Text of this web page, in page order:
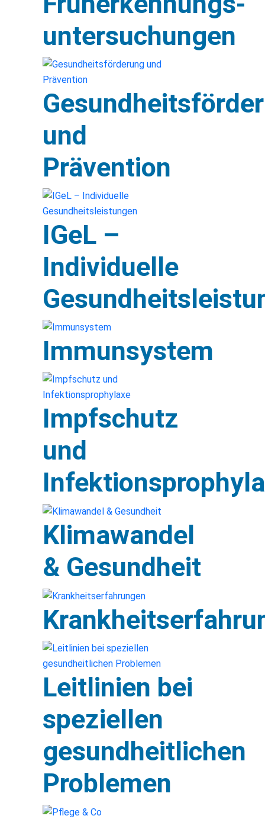
untersuchungen
und
Prävention
IGeL –
Individuelle
Immunsystem
Impfschutz
und
Klimawandel
& Gesundheit
Leitlinien bei
speziellen
gesundheitlichen
Problemen